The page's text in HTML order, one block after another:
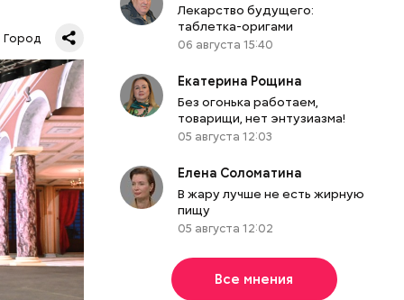
Город
За
Лекарство будущего:
таблетка-оригами
06 августа 15:40
Екатерина Рощина
Без огонька работаем,
товарищи, нет энтузиазма!
05 августа 12:03
Елена Соломатина
В жару лучше не есть жирную
пищу
05 августа 12:02
Все мнения